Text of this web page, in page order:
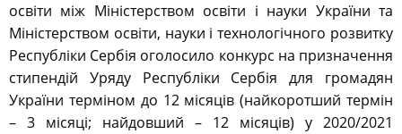
освіти між Міністерством освіти і науки України та
Міністерством освіти, науки і технологічного розвитку
Республіки Сербія оголосило конкурс на призначення
стипендій Уряду Республіки Сербія для громадян
України терміном до 12 місяців (найкоротший термін
– 3 місяці; найдовший – 12 місяців) у 2020/2021